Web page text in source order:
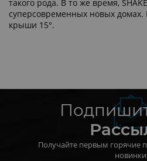
такого рода. В то же время,
суперсовременных новых
крыши 15°.
Получайте первым горячие